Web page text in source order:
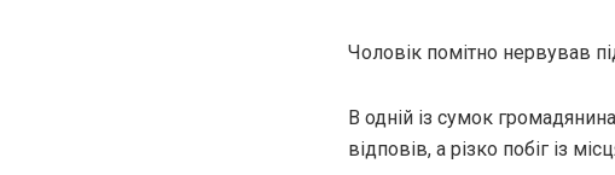
Чоловік помітно нервував
В одній із сумок
відповів, а різко побіг із